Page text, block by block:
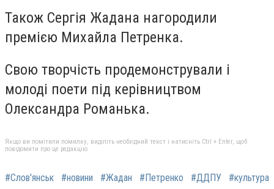
Також Сергія Жадана нагородили
премією Михайла Петренка.
Свою творчість продемонстрували і
молоді поети під керівництвом
Олександра Романька.
Якщо ви помітили помилку, виділіть необхідний текст і натисніть Ctrl + Enter, щоб
повідомити про це редакцію
#Слов'янськ #новини #Жадан #Петренко #ДДПУ #культура